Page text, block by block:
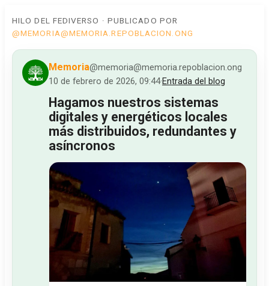
HILO DEL FEDIVERSO · PUBLICADO POR
@MEMORIA@MEMORIA.REPOBLACION.ONG
Memoria@memoria@memoria.repoblacion.ong
10 de febrero de 2026, 09:44·Entrada del blog
Hagamos nuestros sistemas
digitales y energéticos locales
más distribuidos, redundantes y
asíncronos